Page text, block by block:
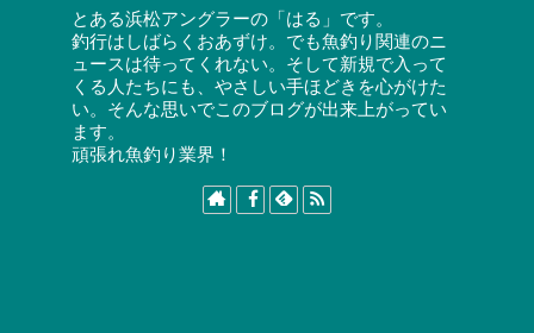
とある浜松アングラーの「はる」です。
釣行はしばらくおあずけ。でも魚釣り関連のニ
ュースは待ってくれない。そして新規で入って
くる人たちにも、やさしい手ほどきを心がけた
い。そんな思いでこのブログが出来上がってい
ます。
頑張れ魚釣り業界！